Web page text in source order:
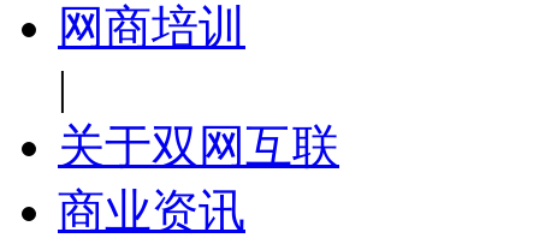
网商培训
|
关于双网互联
商业资讯